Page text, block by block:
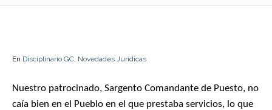
En Disciplinario GC Novedades Jurídicas
Nuestro patrocinado, Sargento Comandante de Puesto, no
caía bien en el Pueblo en el que prestaba servicios, lo que